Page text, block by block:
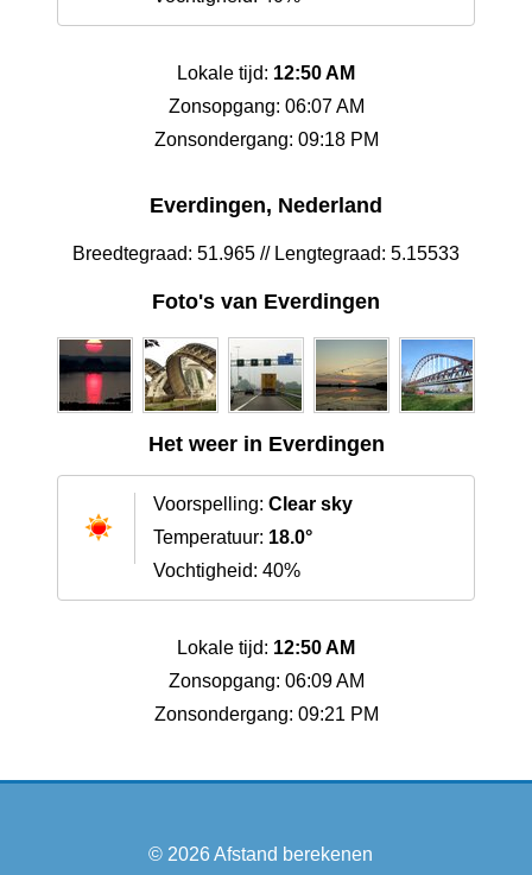
Lokale tijd: 12:50 AM
Zonsopgang: 06:07 AM
Zonsondergang: 09:18 PM
Everdingen, Nederland
Breedtegraad: 51.965 // Lengtegraad: 5.15533
Foto's van Everdingen
Het weer in Everdingen
Voorspelling: Clear sky
Temperatuur: 18.0°
Vochtigheid: 40%
Lokale tijd: 12:50 AM
Zonsopgang: 06:09 AM
Zonsondergang: 09:21 PM
© 2026Afstand berekenen